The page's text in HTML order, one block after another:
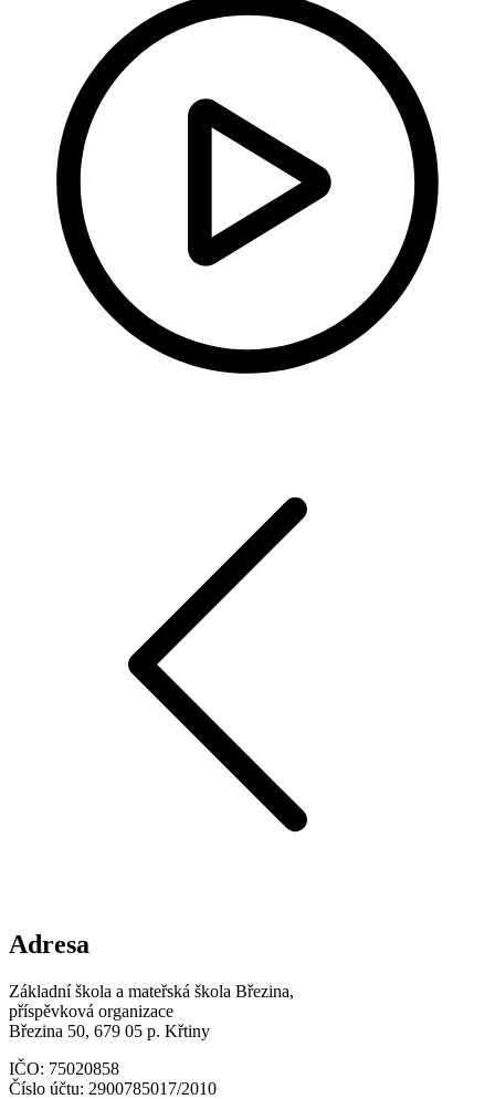
Adresa
Základní škola a mateřská škola Březina,
příspěvková organizace
Březina 50, 679 05 p. Křtiny
IČO: 75020858
Číslo účtu: 2900785017/2010